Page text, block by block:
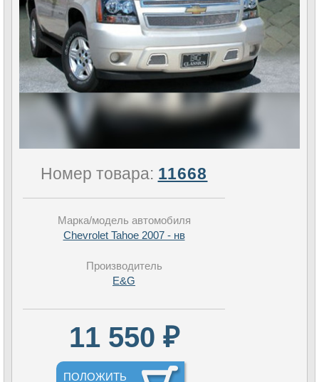
Номер товара: 11668
Марка/модель автомобиля
Chevrolet Tahoe 2007 - нв
Производитель
E&G
11 550 ₽
ПОЛОЖИТЬ